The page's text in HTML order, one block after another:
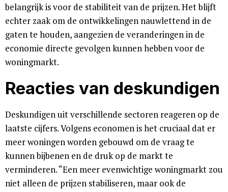
belangrijk is voor de stabiliteit van de prijzen. Het blijft
echter zaak om de ontwikkelingen nauwlettend in de
gaten te houden, aangezien de veranderingen in de
economie directe gevolgen kunnen hebben voor de
woningmarkt.
Reacties van deskundigen
Deskundigen uit verschillende sectoren reageren op de
laatste cijfers. Volgens economen is het cruciaal dat er
meer woningen worden gebouwd om de vraag te
kunnen bijbenen en de druk op de markt te
verminderen. “Een meer evenwichtige woningmarkt zou
niet alleen de prijzen stabiliseren, maar ook de